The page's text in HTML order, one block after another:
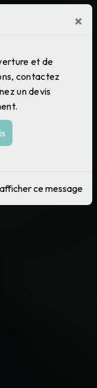
×
et de
contactez
un devis
ce message